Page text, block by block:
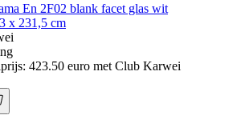
En 2F02 blank facet glas wit
x 231,5 cm
423.50 euro met Club Karwei